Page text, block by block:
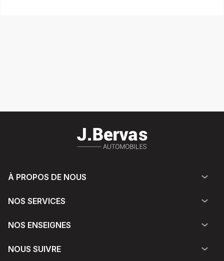
À PROPOS DE NOUS
NOS SERVICES
NOS ENSEIGNES
NOUS SUIVRE